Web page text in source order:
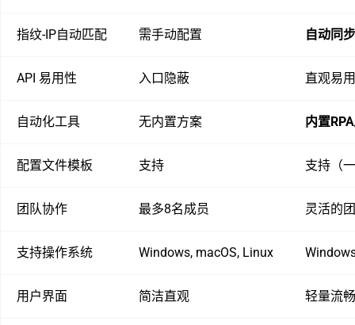
指纹-IP自动匹配 需手动配置 自动同步
API 易用性 入口隐蔽 直观易
自动化工具 无内置方案 内置
配置文件模板 支持 支持（
团队协作 最多8名成员 灵活的
支持操作系统 Windows, macOS, Linux
用户界面 简洁直观 轻量流